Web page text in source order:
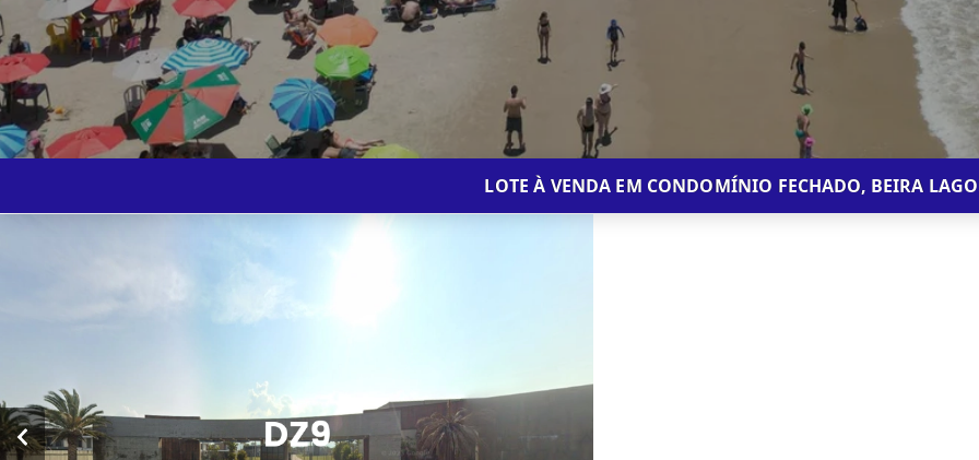
LOTE À VENDA EM CONDOMÍNIO FECHADO, BEIRA